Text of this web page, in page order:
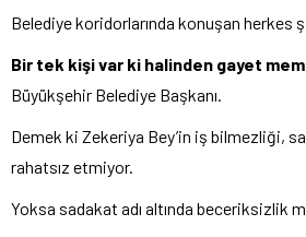
Belediye koridorlarında konuşan herkes
Bir tek kişi var ki halinden gayet
Büyükşehir Belediye Başkanı.
Demek ki Zekeriya Bey’in iş bilmezliği,
rahatsız etmiyor.
Yoksa sadakat adı altında beceriksizlik